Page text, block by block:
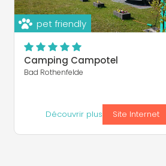
pet friendly
Camping Campotel
Bad Rothenfelde
Découvrir plus Site Internet